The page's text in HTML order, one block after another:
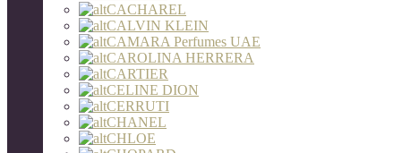
CACHAREL
CALVIN KLEIN
CAMARA Perfumes UAE
CAROLINA HERRERA
CARTIER
CELINE DION
CERRUTI
CHANEL
CHLOE